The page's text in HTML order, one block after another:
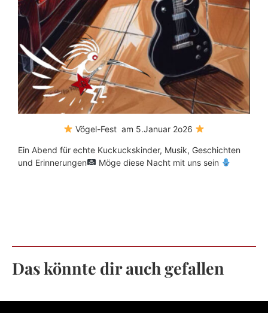
Vögel-Fest am 5.Januar 2o26
Ein Abend für echte Kuckuckskinder, Musik, Geschichten
und Erinnerungen
Möge diese Nacht mit uns sein
Das könnte dir auch gefallen